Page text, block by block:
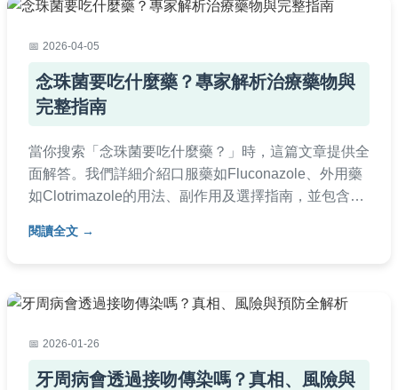
2026-04-05
念珠菌要吃什麼藥？專家解析治療藥物與
完整指南
當你搜索「念珠菌要吃什麼藥？」時，這篇文章提供全
面解答。我們詳細介紹口服藥如Fluconazole、外用藥
如Clotrimazole的用法、副作用及選擇指南，並包含常
適用於陰道念珠菌、口腔感染等類型。
閱讀全文
2026-01-26
牙周病會透過接吻傳染嗎？真相、風險與